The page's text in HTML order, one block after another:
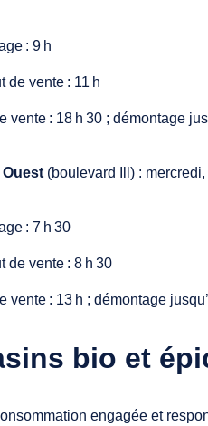
: 9 h
de vente : 11 h
vente : 18 h 30 ; démontage
Ouest (boulevard Ill) : mercredi,
: 7 h 30
de vente : 8 h 30
vente : 13 h ; démontage
bio et
engagée et